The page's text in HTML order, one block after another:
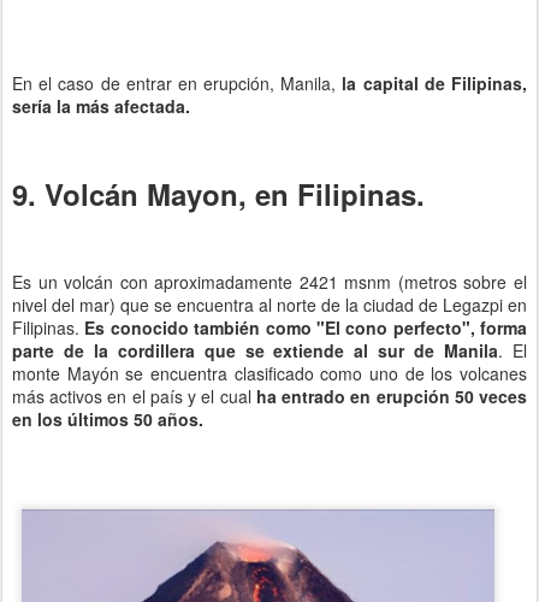
En el caso de entrar en erupción, Manila, la capital de Filipinas,
sería la más afectada.
9. Volcán Mayon, en Filipinas.
Es un volcán con aproximadamente 2421 msnm (metros sobre el
nivel del mar) que se encuentra al norte de la ciudad de Legazpi en
Filipinas. Es conocido también como "El cono perfecto", forma
parte de la cordillera que se extiende al sur de Manila. El
monte Mayón se encuentra clasificado como uno de los volcanes
más activos en el país y el cual ha entrado en erupción 50 veces
en los últimos 50 años.